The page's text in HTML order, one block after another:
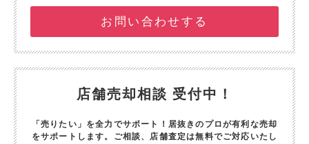
お問い合わせする
店舗売却相談 受付中！
「売りたい」を全力でサポート！ 居抜きのプロが有利な売却
をサポートします。 ご相談、店舗査定は無料でご対応いたし